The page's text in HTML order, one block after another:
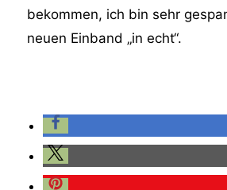
bekommen, ich bin sehr
neuen Einband „in echt“.